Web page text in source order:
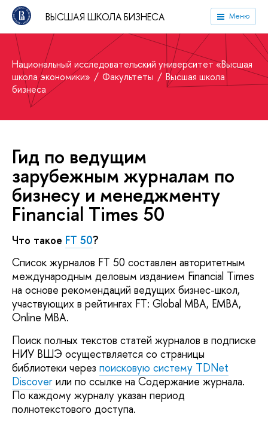
ВЫСШАЯ ШКОЛА БИЗНЕСА Меню
Национальный исследовательский университет «Высшая
школа экономики»
Факультеты
Высшая школа
бизнеса
Гид по ведущим
зарубежным журналам по
бизнесу и менеджменту
Financial Times 50
Что такое FT 50?
Список журналов FT 50 составлен авторитетным
международным деловым изданием Financial Times
на основе рекомендаций ведущих бизнес-школ,
участвующих в рейтингах FT: Global MBA, EMBA,
Online MBA.
Поиск полных текстов статей журналов в подписке
НИУ ВШЭ осуществляется со страницы
библиотеки через поисковую систему TDNet
Discover или по ссылке на Содержание журнала.
По каждому журналу указан период
полнотекстового доступа.